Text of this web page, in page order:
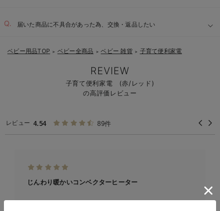
届いた商品に不具合があった為、交換・返品したい
ベビー用品TOP ＞ ベビー全商品 ＞ ベビー 雑貨 ＞ 子育て便利家電
REVIEW
子育て便利家電 (赤/レッド)
の高評価レビュー
レビュー 4.54 89件
じんわり暖かいコンベクターヒーター